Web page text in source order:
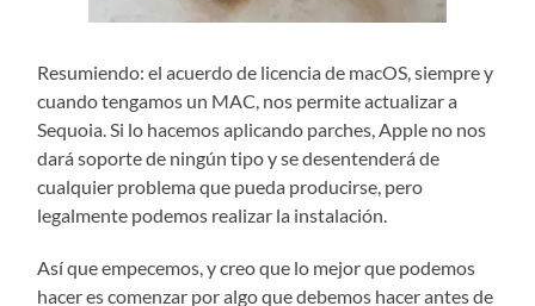
Resumiendo: el acuerdo de licencia de macOS, siempre y
cuando tengamos un MAC, nos permite actualizar a
Sequoia. Si lo hacemos aplicando parches, Apple no nos
dará soporte de ningún tipo y se desentenderá de
cualquier problema que pueda producirse, pero
legalmente podemos realizar la instalación.
Así que empecemos, y creo que lo mejor que podemos
hacer es comenzar por algo que debemos hacer antes de